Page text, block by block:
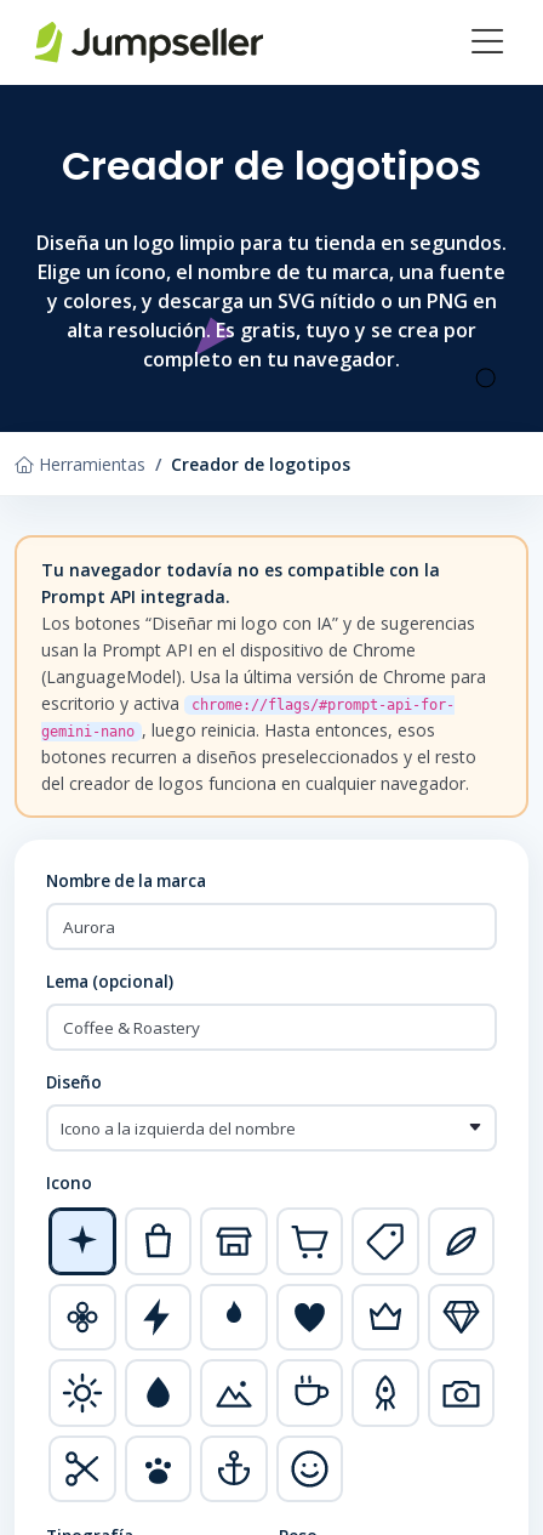
Creador de logotipos
Diseña un logo limpio para tu tienda en segundos.
Elige un ícono, el nombre de tu marca, una fuente
y colores, y descarga un SVG nítido o un PNG en
alta resolución. Es gratis, tuyo y se crea por
completo en tu navegador.
Herramientas Creador de logotipos
Tu navegador todavía no es compatible con la
Prompt API integrada.
Los botones “Diseñar mi logo con IA” y de sugerencias
usan la Prompt API en el dispositivo de Chrome
(LanguageModel). Usa la última versión de Chrome para
escritorio y activa
chrome://flags/#prompt-api-for-
gemini-nano , luego reinicia. Hasta entonces, esos
botones recurren a diseños preseleccionados y el resto
del creador de logos funciona en cualquier navegador.
Nombre de la marca
Lema (opcional)
Diseño
Icono